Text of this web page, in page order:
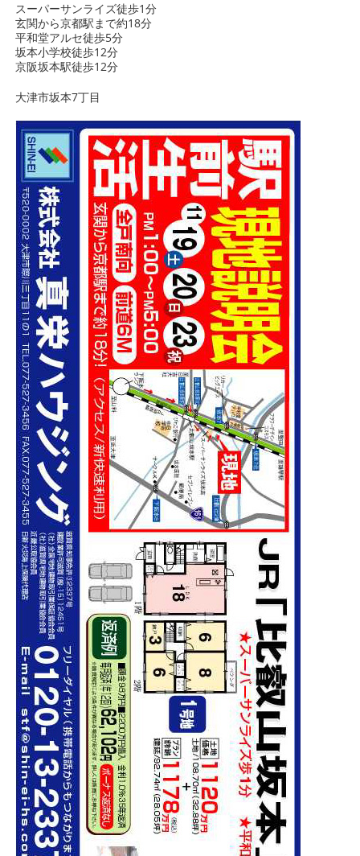
スーパーサンライズ徒歩1分
玄関から京都駅まで約18分
平和堂アルセ徒歩5分
坂本小学校徒歩12分
京阪坂本駅徒歩12分
大津市坂本7丁目